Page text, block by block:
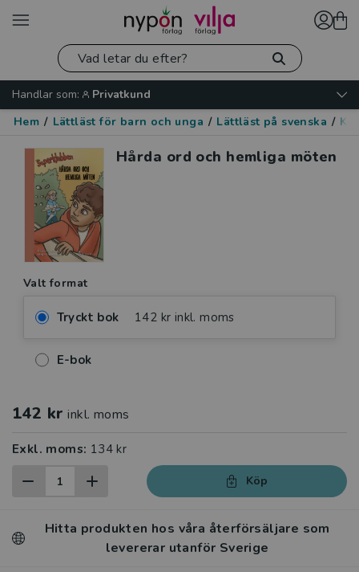
Handlar som:
Privatkund
Hem / Lättläst för barn och unga / Lättläst på svenska /
Hårda ord och hemliga möten
Valt format
Tryckt bok 142 kr inkl. moms
E-bok
142 kr inkl. moms
Exkl. moms: 134 kr
Köp
Hitta produkten hos våra återförsäljare som
levererar utanför Sverige